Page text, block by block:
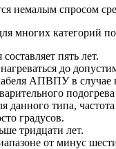
немалым спросом
многих категорий
пять лет.
до
АПВПУ в случае
типа,
градусов.
тридцати лет.
от минус